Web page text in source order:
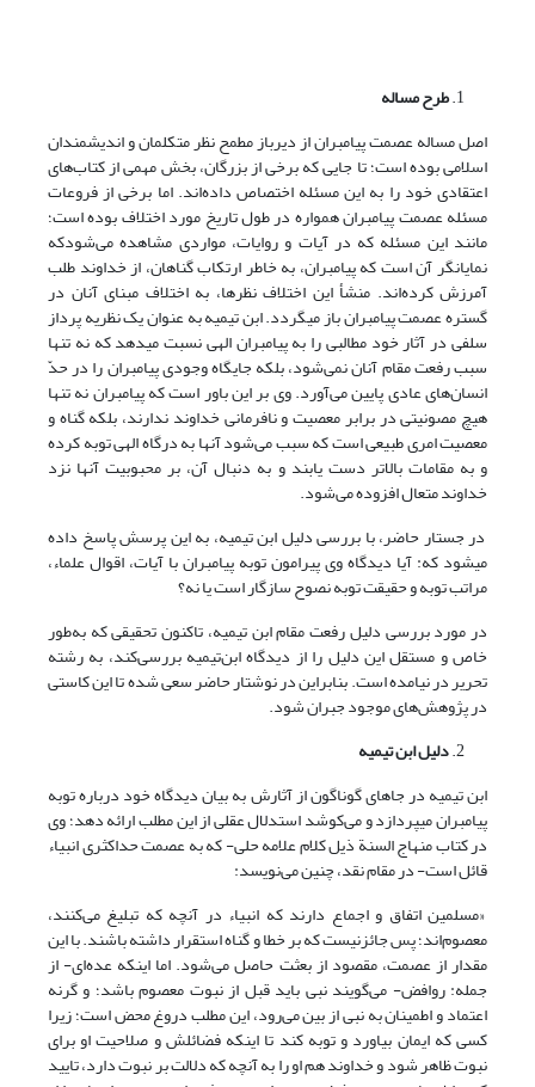
طرح مساله
اصل مساله عصمت پیامبران از دیرباز مطمح نظر متکلمان و اندیشمندان
اسلامی بوده است؛ تا جایی که برخی از بزرگان، بخش مهمی از کتاب‌های
اعتقادی خود را به این مسئله اختصاص داده‌اند. اما برخی از فروعات
مسئله عصمت پیامبران همواره در طول تاریخ مورد اختلاف بوده است؛
مانند این مسئله که در آیات و روایات، مواردی مشاهده می‌شودکه
نمایانگر آن است که پیامبران، به خاطر ارتکاب گناهان، از خداوند طلب
آمرزش کرده‌اند. منشأ این اختلاف نظرها، به اختلاف مبنای آنان در
گستره عصمت پیامبران باز می‎گردد. ابن تیمیه به عنوان یک نظریه پرداز
سلفی در آثار خود مطالبی را به پیامبران الهی نسبت می‎دهد که نه تنها
سبب رفعت مقام آنان نمی‌شود، بلکه جایگاه وجودی پیامبران را در حدّ
انسان‌های عادی پایین می‌آورد. وی بر این باور است که پیامبران نه تنها
هیچ مصونیتی در برابر معصیت و نافرمانی خداوند ندارند، بلکه گناه و
معصیت امری طبیعی است که سبب می‌شود آنها به درگاه الهی توبه کرده
و به مقامات بالاتر دست یابند و به دنبال آن، بر محبوبیت آنها نزد
خداوند متعال افزوده می‌شود.
در جستار حاضر، با بررسی دلیل ابن تیمیه، به این پرسش پاسخ داده
می‎شود که: آیا دیدگاه وی پیرامون توبه پیامبران با آیات، اقوال علماء،
مراتب توبه و حقیقت توبه نصوح سازگار است یا نه؟
در مورد بررسی دلیل رفعت مقام ابن تیمیه، تاکنون تحقیقی که به‌طور
خاص و مستقل این دلیل را از دیدگاه ابن‌تیمیه بررسی‌کند، به رشته
تحریر در نیامده است. بنابراین در نوشتار حاضر سعی شده تا این کاستی
در پژوهش‌های موجود جبران شود.
دلیل ابن تیمیه
ابن تیمیه در جاهای گوناگون از آثارش به بیان دیدگاه خود درباره توبه
پیامبران می‎پردازد و می‌کوشد استدلال عقلی از این مطلب ارائه دهد؛ وی
در کتاب منهاج السنة ذیل کلام علامه حلی- که به عصمت حداکثری انبیاء
قائل است- در مقام نقد، چنین می‌نویسد:
«مسلمین اتفاق و اجماع دارند که انبیاء در آنچه که تبلیغ می‌کنند،
معصوم‌اند؛ پس جائزنیست که بر خطا و گناه استقرار داشته باشند. با این
مقدار از عصمت، مقصود از بعثت حاصل می‌شود. اما اینکه عده‌ای- از
جمله: روافض- می‌گویند نبی باید قبل از نبوت معصوم باشد؛ و گرنه
اعتماد و اطمینان به نبی از بین می‌رود، این مطلب دروغ محض است؛ زیرا
کسی که ایمان بیاورد و توبه کند تا اینکه فضائلش و صلاحیت او برای
نبوت ظاهر شود و خداوند هم او را به آنچه که دلالت بر نبوت دارد، تایید